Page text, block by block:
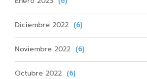
Diciembre 2022 (6)
Noviembre 2022 (6)
Octubre 2022 (6)